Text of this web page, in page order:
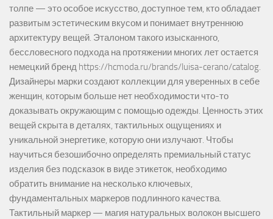
толпе — это особое искусство, доступное тем, кто обладает
развитым эстетическим вкусом и понимает внутреннюю
архитектуру вещей. Эталоном такого изысканного,
бессловесного подхода на протяжении многих лет остается
немецкий бренд https://hcmoda.ru/brands/luisa-cerano/catalog.
Дизайнеры марки создают коллекции для уверенных в себе
женщин, которым больше нет необходимости что-то
доказывать окружающим с помощью одежды. Ценность этих
вещей скрыта в деталях, тактильных ощущениях и
уникальной энергетике, которую они излучают. Чтобы
научиться безошибочно определять премиальный статус
изделия без подсказок в виде этикеток, необходимо
обратить внимание на несколько ключевых,
фундаментальных маркеров подлинного качества.
Тактильный маркер — магия натуральных волокон высшего